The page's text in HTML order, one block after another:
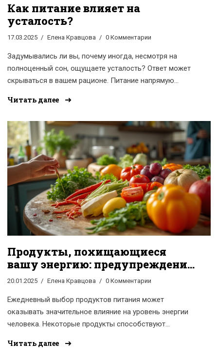
Как питание влияет на
усталость?
17.03.2025 Елена Кравцова 0 Комментарии
Задумывались ли вы, почему иногда, несмотря на
полноценный сон, ощущаете усталость? Ответ может
скрываться в вашем рационе. Питание напрямую
продуктов усталость можно уменьшить. В этой статье
чувствовать себя бодрее, и как избежать
распространенных ошибок в диете.
Читать далее
Продукты, похищающиеся
вашу энергию: предупреждения
и советы
20.01.2025 Елена Кравцова 0 Комментарии
Ежедневный выбор продуктов питания может
оказывать значительное влияние на уровень энергии
человека. Некоторые продукты способствуют
популярность и повсеместную доступность. Эта статья
Читать далее